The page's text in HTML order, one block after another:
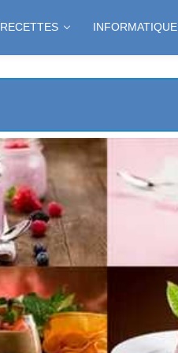
RECETTES INFORMATIQUE